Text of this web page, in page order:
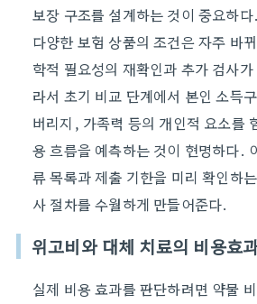
보장 구조를 설계하는 것이 중요하다.
다양한 보험 상품의 조건은 자주 바
학적 필요성의 재확인과 추가 검사
라서 초기 비교 단계에서 본인 소득
버리지, 가족력 등의 개인적 요소를
용 흐름을 예측하는 것이 현명하다.
류 목록과 제출 기한을 미리 확인하
사 절차를 수월하게 만들어준다.
위고비와 대체 치료의 비용효
실제 비용 효과를 판단하려면 약물